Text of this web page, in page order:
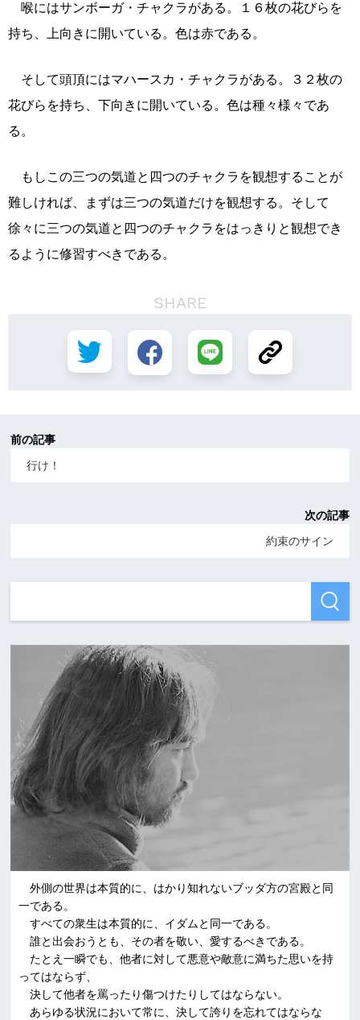
喉にはサンボーガ・チャクラがある。１６枚の花びらを
持ち、上向きに開いている。色は赤である。
そして頭頂にはマハースカ・チャクラがある。３２枚の
花びらを持ち、下向きに開いている。色は種々様々であ
る。
もしこの三つの気道と四つのチャクラを観想することが
難しければ、まずは三つの気道だけを観想する。そして
徐々に三つの気道と四つのチャクラをはっきりと観想でき
るように修習すべきである。
SHARE
前の記事
行け！
次の記事
約束のサイン
外側の世界は本質的に、はかり知れないブッダ方の宮殿と同
一である。
すべての衆生は本質的に、イダムと同一である。
誰と出会おうとも、その者を敬い、愛するべきである。
たとえ一瞬でも、他者に対して悪意や敵意に満ちた思いを持
ってはならず、
決して他者を罵ったり傷つけたりしてはならない。
あらゆる状況において常に、決して誇りを忘れてはならな